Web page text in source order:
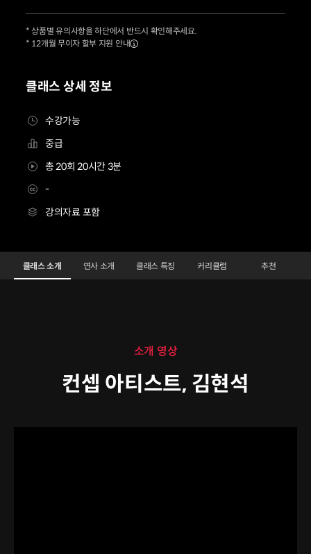
클래스 상세 정보
수강가능
중급
총 20회 20시간 3분
-
강의자료 포함
* 상품별 유의사항을 하단에서 반드시 확인해주세요.
* 12개월 무이자 할부 지원 안내
컨셉아티스트 김현석Details
Configuration Information Shortcuts
클래스 소개 연사 소개 클래스 특징 커리큘럼 추천
소개 영상
컨셉 아티스트, 김현석